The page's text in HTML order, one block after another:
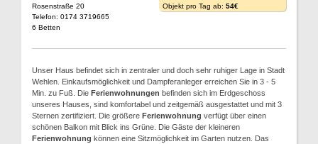
Rosenstraße 20
Telefon: 0174 3719665
6 Betten
Objekt pro Tag ab: 54€
Unser Haus befindet sich in zentraler und doch sehr ruhiger Lage in Stadt
Wehlen. Einkaufsmöglichkeit und Dampferanleger erreichen Sie in 3 - 5
Min. zu Fuß. Die Ferienwohnungen befinden sich im Erdgeschoss
unseres Hauses, sind komfortabel und zeitgemäß ausgestattet und mit 3
Sternen zertifiziert. Die größere Ferienwohnung verfügt über einen
schönen Balkon mit Blick ins Grüne. Die Gäste der kleineren
Ferienwohnung können eine Sitzmöglichkeit im Garten nutzen. Das